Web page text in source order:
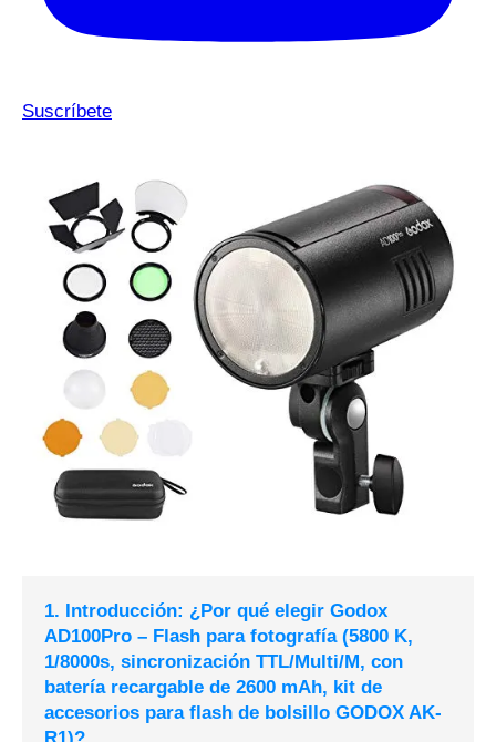
Suscríbete
1. Introducción: ¿Por qué elegir Godox
AD100Pro – Flash para fotografía (5800 K,
1/8000s, sincronización TTL/Multi/M, con
batería recargable de 2600 mAh, kit de
accesorios para flash de bolsillo GODOX AK-